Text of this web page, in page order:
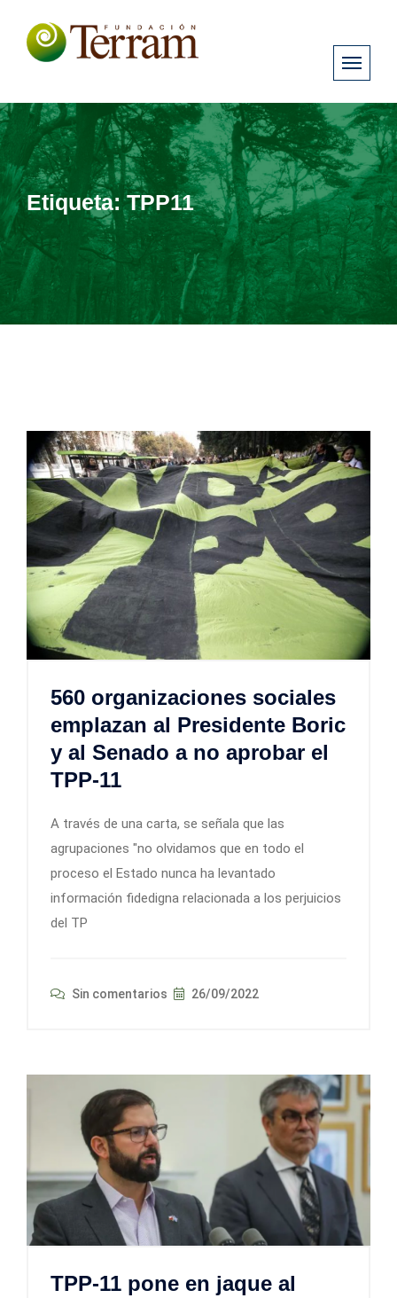
Etiqueta:TPP11
560 organizaciones sociales
emplazan al Presidente Boric
y al Senado a no aprobar el
TPP-11
A través de una carta, se señala que las
agrupaciones "no olvidamos que en todo el
proceso el Estado nunca ha levantado
información fidedigna relacionada a los perjuicios
del TP
Sin comentarios 26/09/2022
TPP-11 pone en jaque al